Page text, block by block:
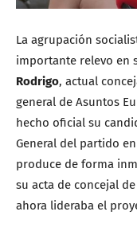
La agrupación
importante relevo en
Rodrigo, actual
general de Asuntos
hecho oficial su
General del partido
produce de forma
su acta de concejal de
ahora lideraba el